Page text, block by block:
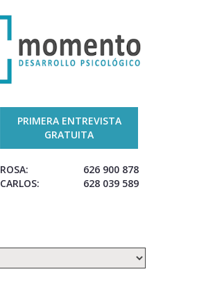
PRIMERA ENTREVISTA
GRATUITA
ROSA:
626 900 878
CARLOS:
628 039 589